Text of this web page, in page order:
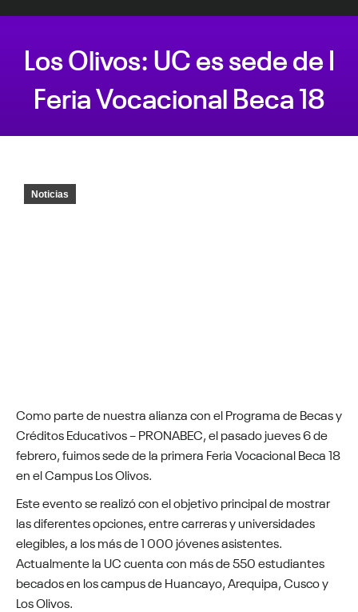
Los Olivos: UC es sede de I
Feria Vocacional Beca 18
Noticias
Como parte de nuestra alianza con el Programa de Becas y
Créditos Educativos – PRONABEC, el pasado jueves 6 de
febrero, fuimos sede de la primera Feria Vocacional Beca 18
en el Campus Los Olivos.
Este evento se realizó con el objetivo principal de mostrar
las diferentes opciones, entre carreras y universidades
elegibles, a los más de 1 000 jóvenes asistentes.
Actualmente la UC cuenta con más de 550 estudiantes
becados en los campus de Huancayo, Arequipa, Cusco y
Los Olivos.